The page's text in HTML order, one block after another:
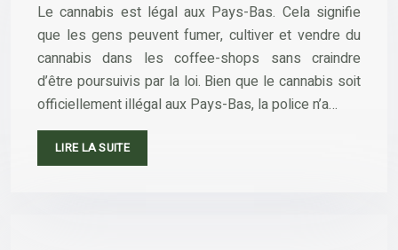
Le cannabis est légal aux Pays-Bas. Cela signifie
que les gens peuvent fumer, cultiver et vendre du
cannabis dans les coffee-shops sans craindre
d’être poursuivis par la loi. Bien que le cannabis soit
officiellement illégal aux Pays-Bas, la police n’a…
LIRE LA SUITE